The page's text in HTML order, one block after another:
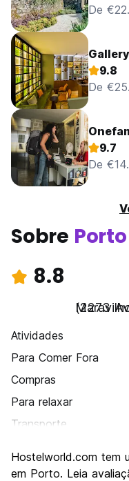
De
9.8
De
9.7
De
Sobre Porto
8.8
(2273
Atividades
Para Comer Fora
Compras
Para relaxar
Transporte
Cultura
Hostelworld.com tem
em Porto. Leia